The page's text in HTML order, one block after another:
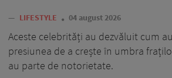
— LIFESTYLE 04 august 2026
Aceste celebrități au dezvăluit cum
presiunea de a crește în umbra
au parte de notorietate.